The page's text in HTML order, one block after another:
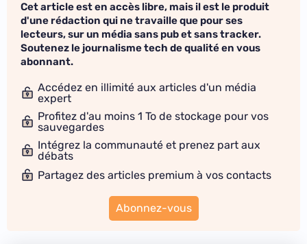
Cet article est en accès libre, mais il est le produit
d'une rédaction qui ne travaille que pour ses
lecteurs, sur un média sans pub et sans tracker.
Soutenez le journalisme tech de qualité en vous
abonnant.
Accédez en illimité aux articles d'un média
expert
Profitez d'au moins 1 To de stockage pour vos
sauvegardes
Intégrez la communauté et prenez part aux
débats
Partagez des articles premium à vos contacts
Abonnez-vous